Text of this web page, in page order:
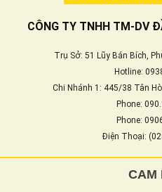
CÔNG TY TNHH TM-DV
Trụ Sở: 51 Lũy Bán Bích,
Hotline:
Chi Nhánh 1: 445/38 Tân
Phone:
Phone:
Điện Thoại:
CAM